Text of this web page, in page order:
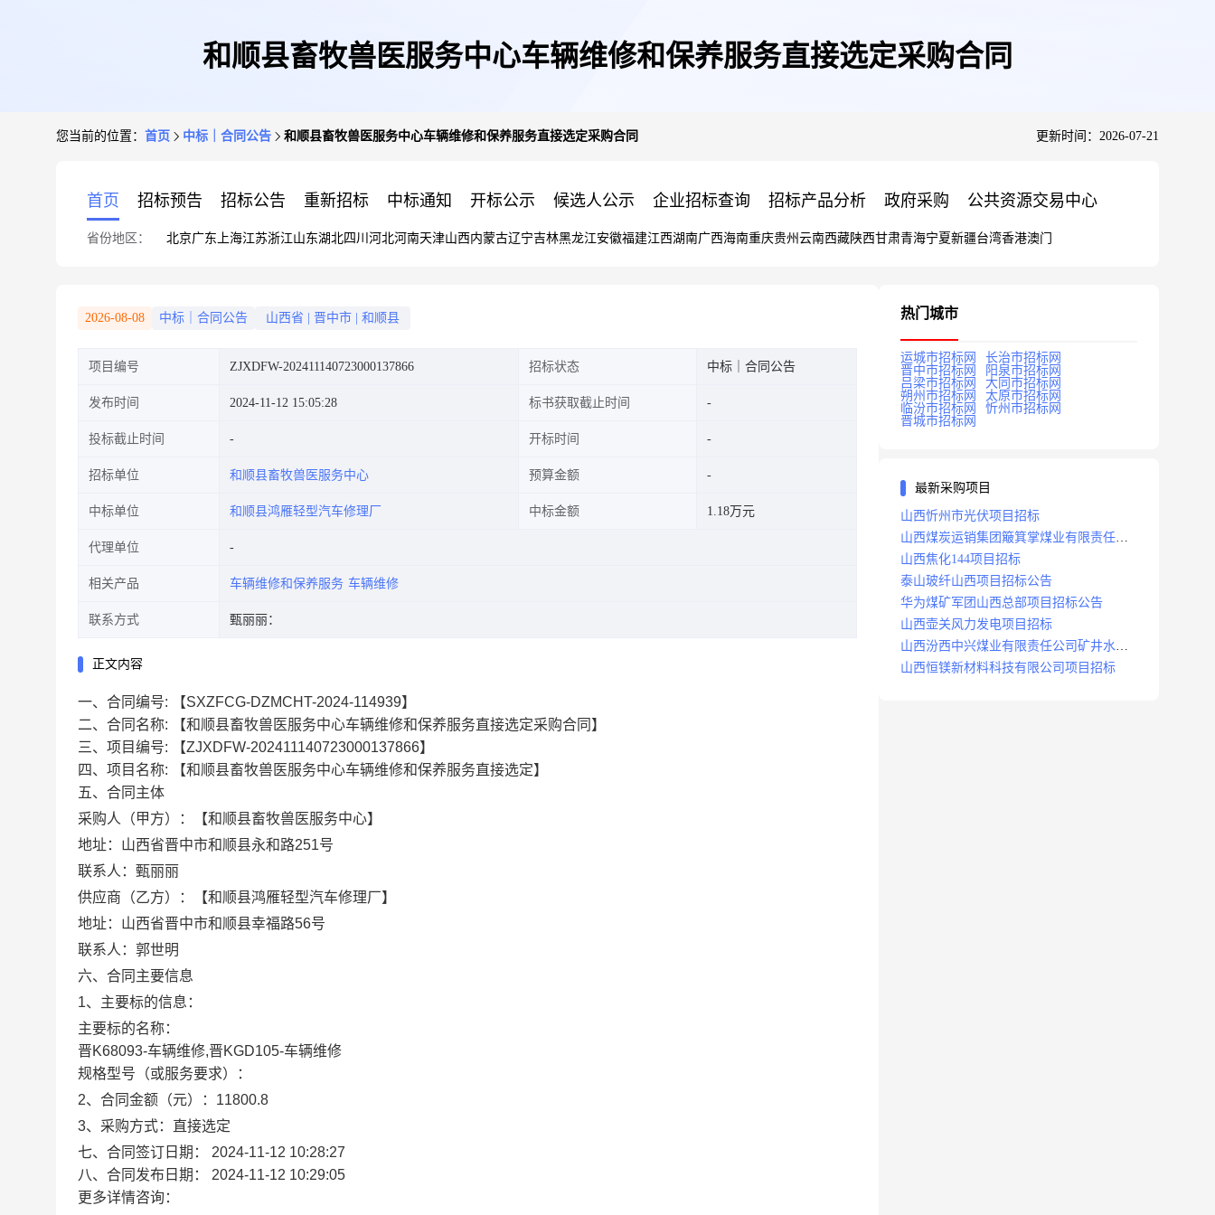
和顺县畜牧兽医服务中心车辆维修和保养服务直接选定采购合同
您当前的位置： 首页 中标｜合同公告 和顺县畜牧兽医服务中心车辆维修和保养服务直接选定采购合同 更新时间：2026-07-21
首页 招标预告 招标公告 重新招标 中标通知 开标公示 候选人公示 企业招标查询 招标产品分析 政府采购 公共资源交易中心
省份地区： 北京广东 上海江苏浙江山东湖北四川 河北河南天津山西内蒙古辽宁吉林黑龙江安徽福建江西湖南广西海南重庆贵州 云南西藏陕西甘肃青海宁夏新疆台湾香港澳门
2026-08-08 中标｜合同公告 山西省 晋中市 和顺县
项目编号 ZJXDFW-202411140723000137866 招标状态 中标｜合同公告
发布时间 2024-11-12 15:05:28 标书获取截止时间
投标截止时间 开标时间
招标单位 和顺县畜牧兽医服务中心 预算金额
中标单位 和顺县鸿雁轻型汽车修理厂 中标金额 1.18万元
代理单位
相关产品 车辆维修和保养服务 车辆维修
联系方式 甄丽丽：
正文内容
一、合同编号:
【SXZFCG-DZMCHT-2024-114939】
二、合同名称:
【和顺县畜牧兽医服务中心车辆维修和保养服务直接选定采购合同】
三、项目编号:
【ZJXDFW-202411140723000137866】
四、项目名称:
【和顺县畜牧兽医服务中心车辆维修和保养服务直接选定】
五、合同主体
采购人（甲方）：【和顺县畜牧兽医服务中心】
地址：山西省晋中市和顺县永和路251号
联系人：甄丽丽
供应商（乙方）：【和顺县鸿雁轻型汽车修理厂】
地址：山西省晋中市和顺县幸福路56号
联系人：郭世明
六、合同主要信息
1、主要标的信息：
主要标的名称：
晋K68093-车辆维修,晋KGD105-车辆维修
规格型号（或服务要求）：
2、合同金额（元）：11800.8
3、采购方式：直接选定
七、合同签订日期： 2024-11-12 10:28:27
八、合同发布日期： 2024-11-12 10:29:05
更多详情咨询：
热门城市
运城市招标网
长治市招标网
晋中市招标网
阳泉市招标网
吕梁市招标网
大同市招标网
朔州市招标网
太原市招标网
临汾市招标网
忻州市招标网
晋城市招标网
最新采购项目
山西忻州市光伏项目招标
山西煤炭运销集团簸箕掌煤业有限责任公
司井田地面三维地震勘探项目招标
山西焦化144项目招标
泰山玻纤山西项目招标公告
华为煤矿军团山西总部项目招标公告
山西壶关风力发电项目招标
山西汾西中兴煤业有限责任公司矿井水处
理站升级改造项目招标
山西恒镁新材料科技有限公司项目招标